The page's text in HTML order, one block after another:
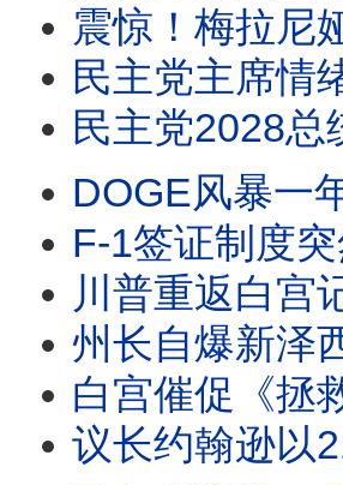
震惊！梅拉尼娅、巴伦首次成伊朗暗
民主党主席情绪失控！川普为
民主党2028总统初选开跑？南卡取代爱荷华
DOGE风暴一年后，马斯克首次谈那
F-1签证制度突然大变，卢比奥对留学生
川普重返白宫记者晚宴！那篇三个月
州长自爆新泽西6600非公民投票案
白宫催促《拯救法案》，图恩一句话把
议长约翰逊以216比214惊险推进《拯